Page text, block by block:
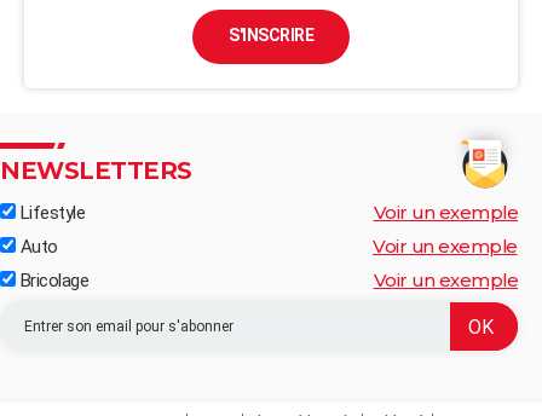
S'INSCRIRE
NEWSLETTERS
Lifestyle Voir un exemple
Auto Voir un exemple
Bricolage Voir un exemple